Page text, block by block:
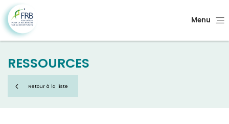
Menu
RESSOURCES
Retour à la liste